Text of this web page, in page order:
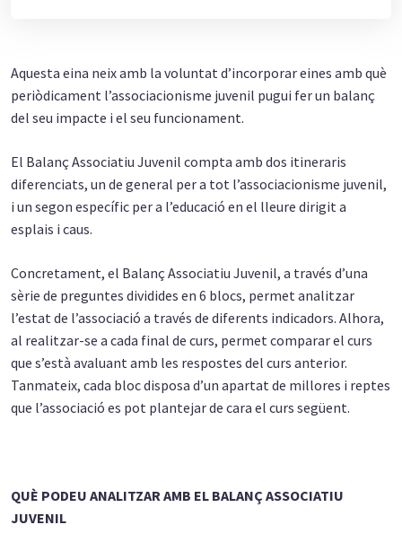
Aquesta eina neix amb la voluntat d’incorporar eines amb què
periòdicament l’associacionisme juvenil pugui fer un balanç
del seu impacte i el seu funcionament.
El Balanç Associatiu Juvenil compta amb dos itineraris
diferenciats, un de general per a tot l’associacionisme juvenil,
i un segon específic per a l’educació en el lleure dirigit a
esplais i caus.
Concretament, el Balanç Associatiu Juvenil, a través d’una
sèrie de preguntes dividides en 6 blocs, permet analitzar
l’estat de l’associació a través de diferents indicadors. Alhora,
al realitzar-se a cada final de curs, permet comparar el curs
que s’està avaluant amb les respostes del curs anterior.
Tanmateix, cada bloc disposa d’un apartat de millores i reptes
que l’associació es pot plantejar de cara el curs següent.
QUÈ PODEU ANALITZAR AMB EL BALANÇ ASSOCIATIU
JUVENIL